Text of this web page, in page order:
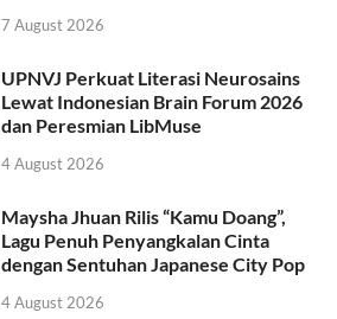
7 August 2026
UPNVJ Perkuat Literasi Neurosains
Lewat Indonesian Brain Forum 2026
dan Peresmian LibMuse
4 August 2026
Maysha Jhuan Rilis “Kamu Doang”,
Lagu Penuh Penyangkalan Cinta
dengan Sentuhan Japanese City Pop
4 August 2026